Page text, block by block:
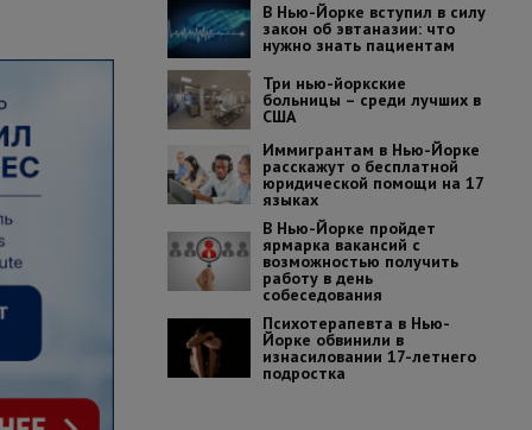
В Нью-Йорке вступил в силу
закон об эвтаназии: что
нужно знать пациентам
Три нью-йоркские
больницы – среди лучших в
США
Иммигрантам в Нью-Йорке
расскажут о бесплатной
юридической помощи на 17
языках
В Нью-Йорке пройдет
ярмарка вакансий с
возможностью получить
работу в день
собеседования
Психотерапевта в Нью-
Йорке обвинили в
изнасиловании 17-летнего
подростка